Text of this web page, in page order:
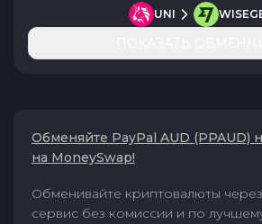
UNI
Обменяйте PayPal AUD (PPAUD)
на MoneySwap!
Обменивайте криптовалюты
сервис без комиссии и по